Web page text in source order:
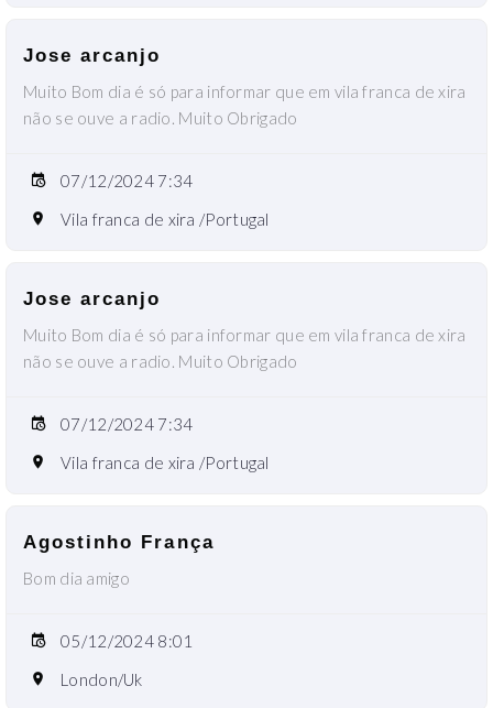
Jose arcanjo
Muito Bom dia é só para informar que em vila franca de xira
não se ouve a radio. Muito Obrigado
07/12/2024 7:34
Vila franca de xira /Portugal
Jose arcanjo
Muito Bom dia é só para informar que em vila franca de xira
não se ouve a radio. Muito Obrigado
07/12/2024 7:34
Vila franca de xira /Portugal
Agostinho França
Bom dia amigo
05/12/2024 8:01
London/Uk